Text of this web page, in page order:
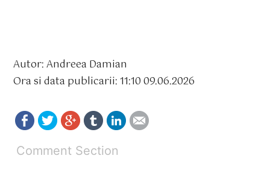
Autor: Andreea Damian
Ora si data publicarii: 11:10 09.06.2026
Comment Section